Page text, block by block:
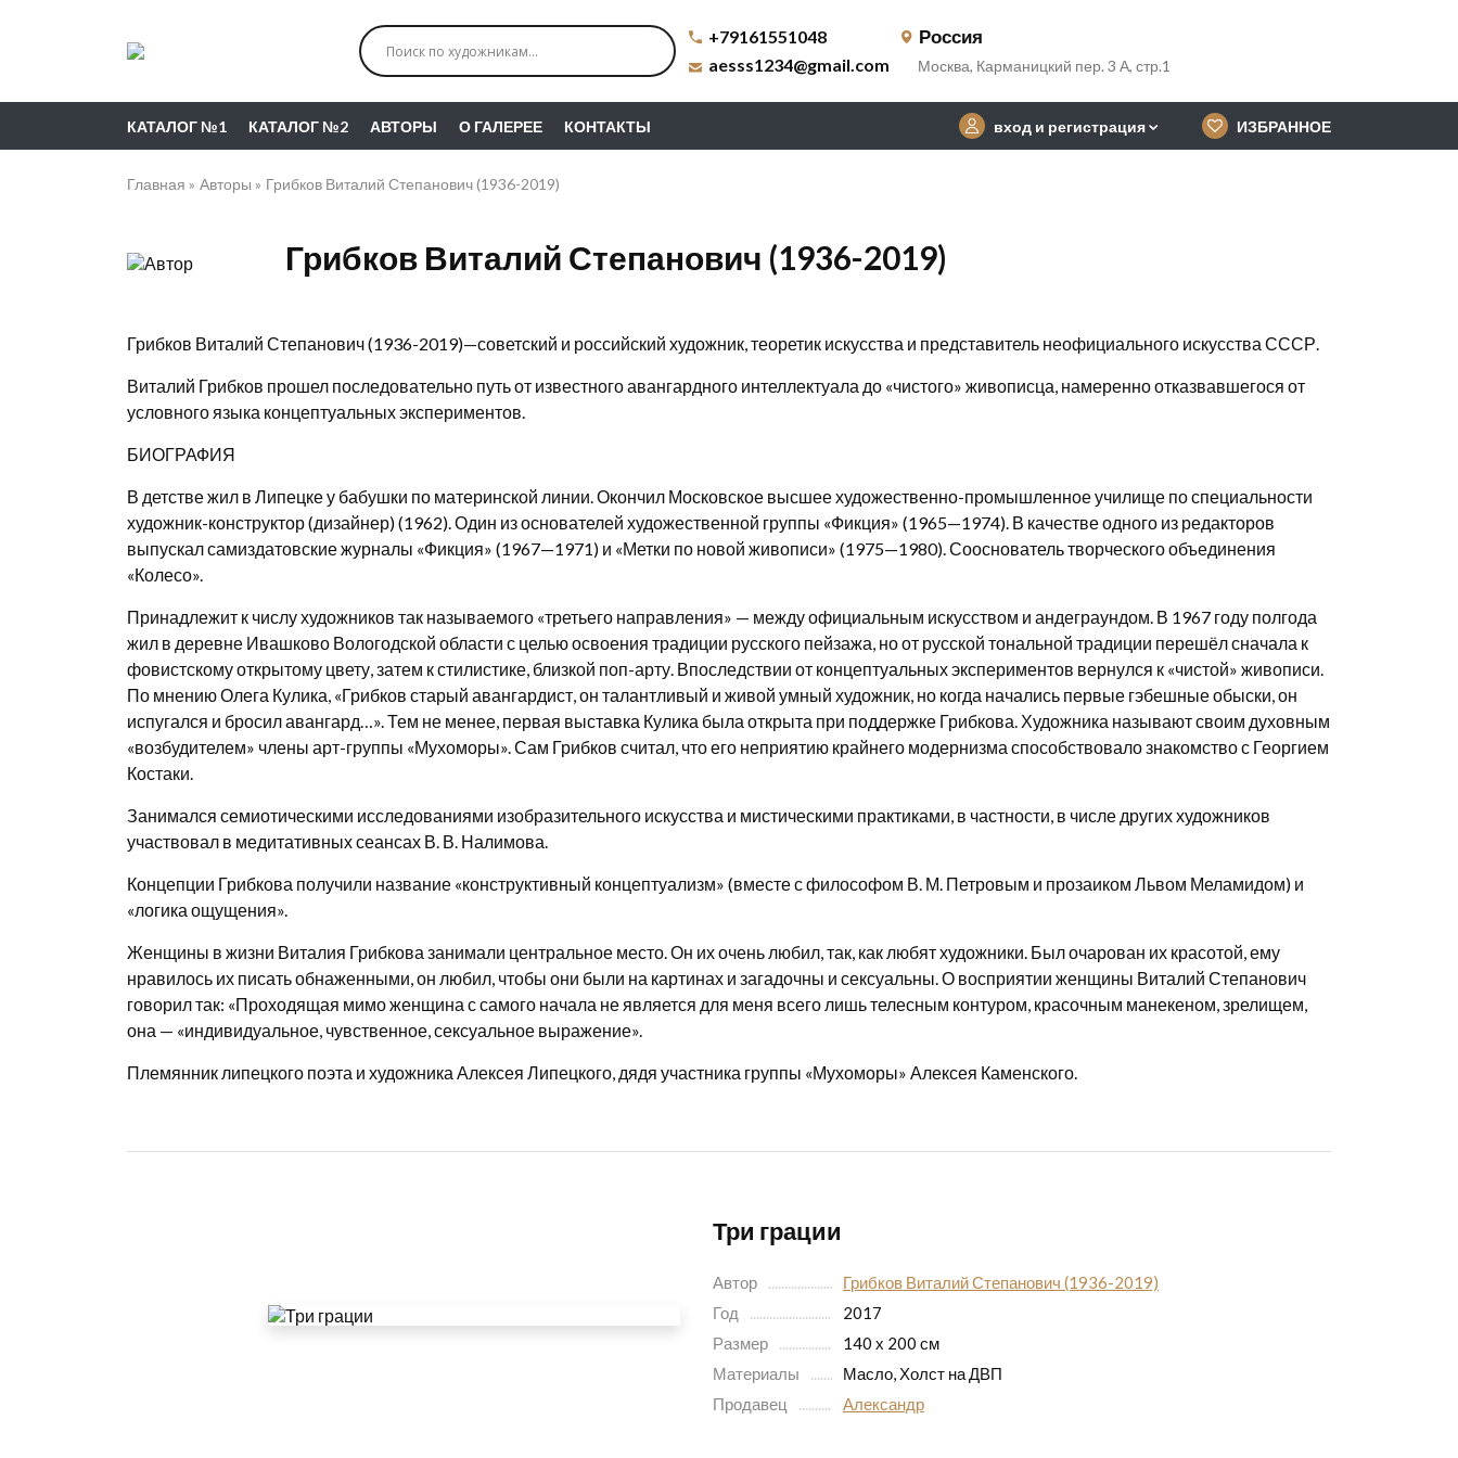
+79161551048
aesss1234@gmail.com
Россия
Москва, Карманицкий пер. 3 А, стр.1
КАТАЛОГ №1 КАТАЛОГ №2 АВТОРЫ О ГАЛЕРЕЕ КОНТАКТЫ вход и регистрация ИЗБРАННОЕ
Главная Авторы Грибков Виталий Степанович (1936-2019)
Грибков Виталий Степанович (1936-2019)
Грибков Виталий Степанович (1936-2019)—советский и российский художник, теоретик искусства и представитель неофициального искусства СССР.
Виталий Грибков прошел последовательно путь от известного авангардного интеллектуала до «чистого» живописца, намеренно отказвавшегося от
условного языка концептуальных экспериментов.
БИОГРАФИЯ
В детстве жил в Липецке у бабушки по материнской линии. Окончил Московское высшее художественно-промышленное училище по специальности
художник-конструктор (дизайнер) (1962). Один из основателей художественной группы «Фикция» (1965—1974). В качестве одного из редакторов
выпускал самиздатовские журналы «Фикция» (1967—1971) и «Метки по новой живописи» (1975—1980). Сооснователь творческого объединения
«Колесо».
Принадлежит к числу художников так называемого «третьего направления» — между официальным искусством и андеграундом. В 1967 году полгода
жил в деревне Ивашково Вологодской области с целью освоения традиции русского пейзажа, но от русской тональной традиции перешёл сначала к
фовистскому открытому цвету, затем к стилистике, близкой поп-арту. Впоследствии от концептуальных экспериментов вернулся к «чистой» живописи.
По мнению Олега Кулика, «Грибков старый авангардист, он талантливый и живой умный художник, но когда начались первые гэбешные обыски, он
испугался и бросил авангард…». Тем не менее, первая выставка Кулика была открыта при поддержке Грибкова. Художника называют своим духовным
«возбудителем» члены арт-группы «Мухоморы». Сам Грибков считал, что его неприятию крайнего модернизма способствовало знакомство с Георгием
Костаки.
Занимался семиотическими исследованиями изобразительного искусства и мистическими практиками, в частности, в числе других художников
участвовал в медитативных сеансах В. В. Налимова.
Концепции Грибкова получили название «конструктивный концептуализм» (вместе с философом В. М. Петровым и прозаиком Львом Меламидом) и
«логика ощущения».
Женщины в жизни Виталия Грибкова занимали центральное место. Он их очень любил, так, как любят художники. Был очарован их красотой, ему
нравилось их писать обнаженными, он любил, чтобы они были на картинах и загадочны и сексуальны. О восприятии женщины Виталий Степанович
говорил так: «Проходящая мимо женщина с самого начала не является для меня всего лишь телесным контуром, красочным манекеном, зрелищем,
она — «индивидуальное, чувственное, сексуальное выражение».
Племянник липецкого поэта и художника Алексея Липецкого, дядя участника группы «Мухоморы» Алексея Каменского.
Три грации
Автор
Грибков Виталий Степанович (1936-2019)
Год
2017
Размер
140 х 200 см
Материалы
Масло, Холст на ДВП
Продавец
Александр